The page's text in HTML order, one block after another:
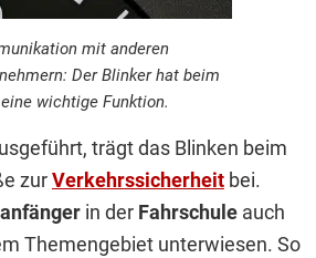
mit anderen
Der Blinker hat beim
wichtige Funktion.
trägt das Blinken beim
zurVerkehrssicherheitbei.
in der Fahrschuleauch
Themengebiet unterwiesen. So